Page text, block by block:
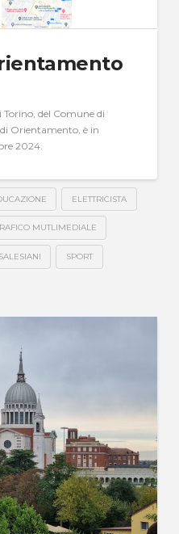
Torino, del Comune di
Orientamento, è in
2024.
ELETTRICISTA
MUTLIMEDIALE
SALESIANI SPORT